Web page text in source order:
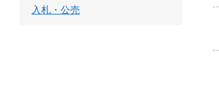
入札・公売